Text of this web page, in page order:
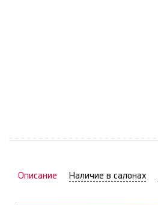
Описание Наличие в салонах